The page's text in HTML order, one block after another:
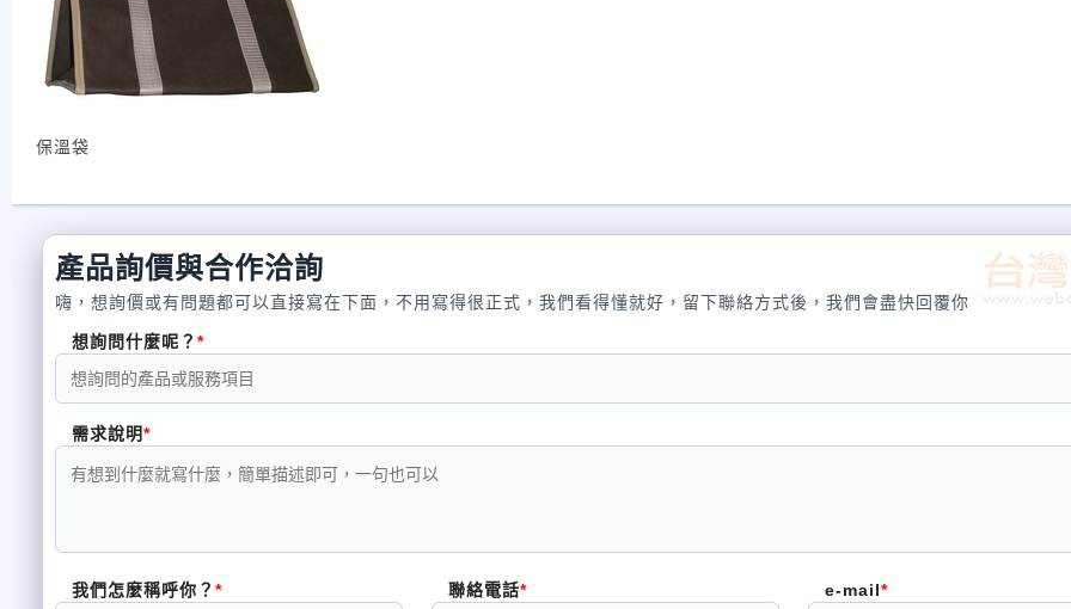
保溫袋
產品詢價與合作洽詢
嗨，想詢價或有問題都可以直接寫在下面，不用寫得很正式，我們看得懂就好，留下聯絡方式後，我們會盡快回覆你
想詢問什麼呢？
需求說明
我們怎麼稱呼你？ 聯絡電話 e-mail